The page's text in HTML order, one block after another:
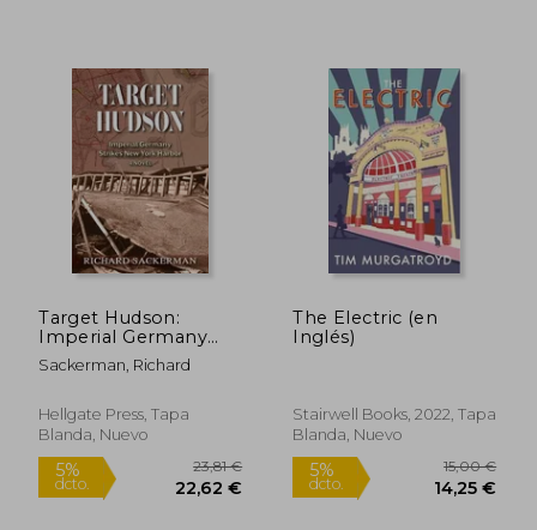
5%
dcto. 13,50 €
5%
dcto.
Target Hudson:
Imperial Germany
Strikes New York
Harbor (A Novel) (en
Sackerman, Richard
Hellgate Press, Tapa
Blanda, Nuevo
The Electric (en
Inglés)
Stairwell Books, 2022, Tapa
Blanda, Nuevo